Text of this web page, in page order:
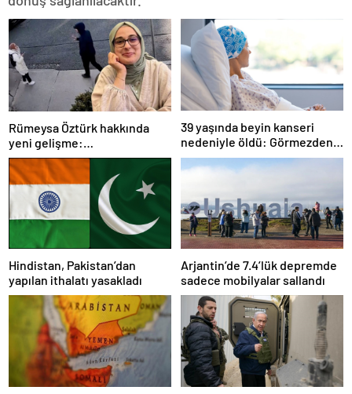
Rümeysa Öztürk hakkında
yeni gelişme:
Avukatları naklinin
geciktirilmemesini istedi
39 yaşında beyin kanseri
nedeniyle öldü: Görmezden
geldiği 2 işaret vardı
Hindistan, Pakistan’dan
yapılan ithalatı yasakladı
Arjantin’de 7.4’lük depremde
sadece mobilyalar sallandı